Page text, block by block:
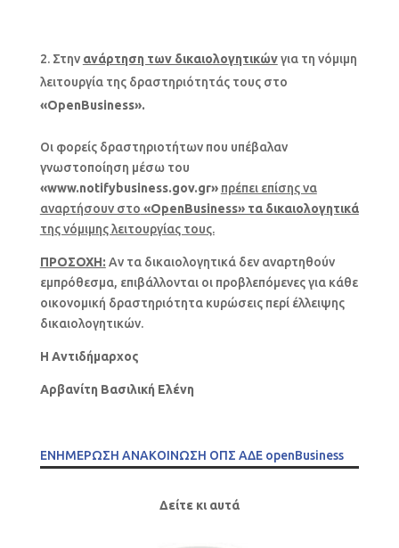
Στην ανάρτηση των δικαιολογητικώνγια τη νόμιμη
λειτουργία της δραστηριότητάς τους στο
«OpenBusiness».
Οι φορείς δραστηριοτήτων που υπέβαλαν
γνωστοποίηση μέσω του
«www.notifybusiness.gov.gr» πρέπει επίσης να
αναρτήσουν στο «OpenBusiness» τα δικαιολογητικά
της νόμιμης λειτουργίας τους.
ΠΡΟΣΟΧΗ: Αν τα δικαιολογητικά δεν αναρτηθούν
εμπρόθεσμα, επιβάλλονται οι προβλεπόμενες για κάθε
οικονομική δραστηριότητα κυρώσεις περί έλλειψης
δικαιολογητικών.
Η Αντιδήμαρχος
Αρβανίτη Βασιλική Ελένη
ΕΝΗΜΕΡΩΣΗ ΑΝΑΚΟΙΝΩΣΗ ΟΠΣ ΑΔΕ openBusiness
Δείτε κι αυτά